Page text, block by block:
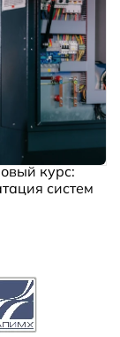
курс:
систем